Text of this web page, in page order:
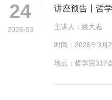
24
2026-03
讲座预告丨哲
主讲人：姚大志
时间：2026年3月
地点：哲学院317